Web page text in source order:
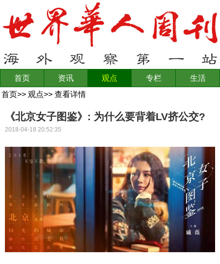
首页 资讯 观点 专栏
生活
首页>> 观点>> 查看详情
《北京女子图鉴》: 为什么要背着LV挤公交?
2018-04-18 20:52:35